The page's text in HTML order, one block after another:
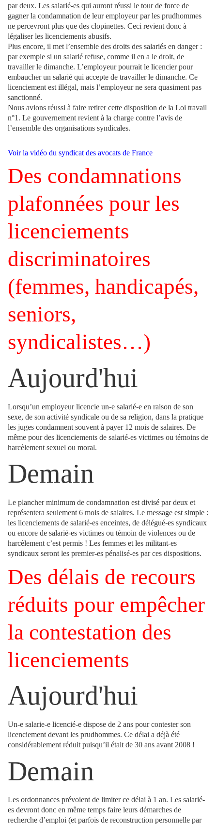
par deux. Les salarié-es qui auront réussi le tour de force de
gagner la condamnation de leur employeur par les prudhommes
ne percevront plus que des clopinettes. Ceci revient donc à
légaliser les licenciements abusifs.
Plus encore, il met l’ensemble des droits des salariés en danger :
par exemple si un salarié refuse, comme il en a le droit, de
travailler le dimanche. L’employeur pourrait le licencier pour
embaucher un salarié qui accepte de travailler le dimanche. Ce
licenciement est illégal, mais l’employeur ne sera quasiment pas
sanctionné.
Nous avions réussi à faire retirer cette disposition de la Loi travail
n°1. Le gouvernement revient à la charge contre l’avis de
l’ensemble des organisations syndicales.
Voir la vidéo du syndicat des avocats de France
Des condamnations
plafonnées pour les
licenciements
discriminatoires
(femmes, handicapés,
seniors,
syndicalistes…)
Aujourd'hui
Lorsqu’un employeur licencie un-e salarié-e en raison de son
sexe, de son activité syndicale ou de sa religion, dans la pratique
les juges condamnent souvent à payer 12 mois de salaires. De
même pour des licenciements de salarié-es victimes ou témoins de
harcèlement sexuel ou moral.
Demain
Le plancher minimum de condamnation est divisé par deux et
représentera seulement 6 mois de salaires. Le message est simple :
les licenciements de salarié-es enceintes, de délégué-es syndicaux
ou encore de salarié-es victimes ou témoin de violences ou de
harcèlement c’est permis ! Les femmes et les militant-es
syndicaux seront les premier-es pénalisé-es par ces dispositions.
Des délais de recours
réduits pour empêcher
la contestation des
licenciements
Aujourd'hui
Un-e salarie-e licencié-e dispose de 2 ans pour contester son
licenciement devant les prudhommes. Ce délai a déjà été
considérablement réduit puisqu’il était de 30 ans avant 2008 !
Demain
Les ordonnances prévoient de limiter ce délai à 1 an. Les salarié-
es devront donc en même temps faire leurs démarches de
recherche d’emploi (et parfois de reconstruction personnelle par